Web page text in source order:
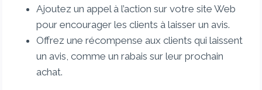
Ajoutez un appel à l’action sur votre site Web
pour encourager les clients à laisser un avis.
Offrez une récompense aux clients qui laissent
un avis, comme un rabais sur leur prochain
achat.